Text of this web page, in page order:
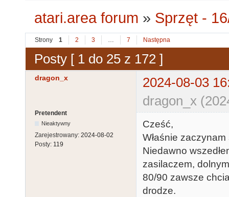
atari.area forum » Sprzęt -
Strony 1 2 3 … 7 Następna
Posty [ 1 do 25 z 172 ]
dragon_x
2024-08-03
dragon_x
Pretendent
Nieaktywny
Zarejestrowany: 2024-08-02
Posty: 119
Cześć,
Właśnie
Niedawno
zasilaczem,
80/90 zawsze
drodze.